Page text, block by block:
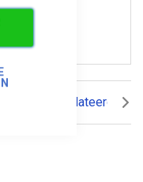
Gerelateerde
hout